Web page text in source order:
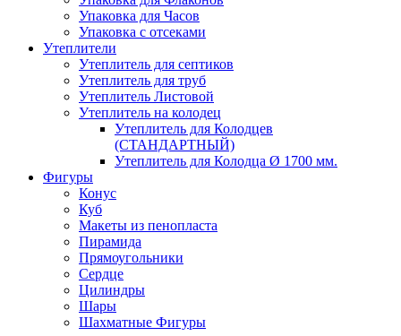
Упаковка для Часов
Упаковка с отсеками
Утеплители
Утеплитель для септиков
Утеплитель для труб
Утеплитель Листовой
Утеплитель на колодец
Утeплитель для Колодцев
(СТАНДАРТНЫЙ)
Утеплитель для Колодца Ø 1700 мм.
Фигуры
Конус
Куб
Макеты из пенопласта
Пирамида
Прямоугольники
Сердце
Цилиндры
Шары
Шахматные Фигуры